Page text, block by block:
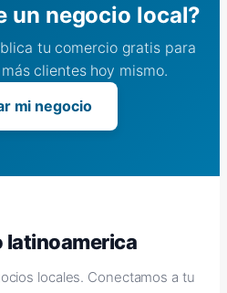
un negocio local?
tu comercio gratis para
clientes hoy mismo.
mi negocio
latinoamerica
locales. Conectamos a tu